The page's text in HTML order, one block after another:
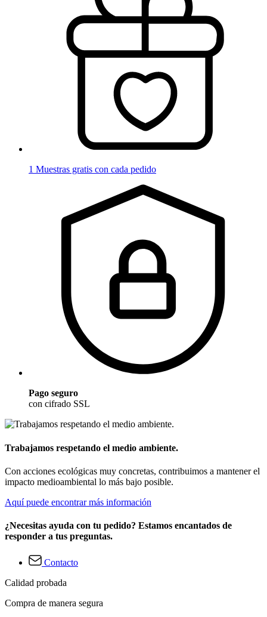
1 Muestras gratis con cada pedido
Pago seguro
con cifrado SSL
Trabajamos respetando el medio ambiente.
Con acciones ecológicas muy concretas, contribuimos a mantener el
impacto medioambiental lo más bajo posible.
Aquí puede encontrar más información
¿Necesitas ayuda con tu pedido? Estamos encantados de
responder a tus preguntas.
Contacto
Calidad probada
Compra de manera segura